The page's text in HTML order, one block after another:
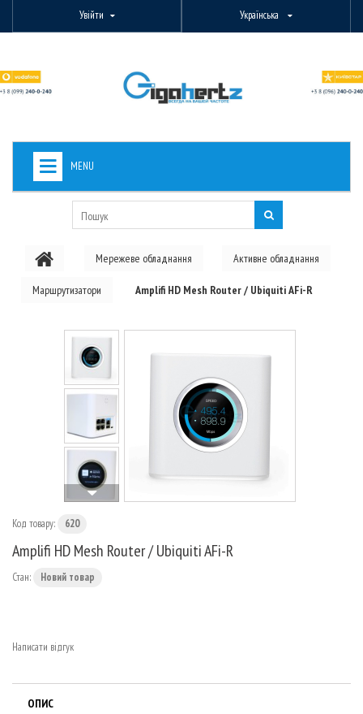
Увійти Українська
MENU
PON ОБЛАДНАННЯ
КАБЕЛЬНА ПРОДУКЦІЯ
МАРШРУТИЗАТОРИ
Мережеве обладнання Активне обладнання
Маршрутизатори Amplifi HD Mesh Router / Ubiquiti AFi-R
Код товару: 620
Amplifi HD Mesh Router / Ubiquiti AFi-R
Стан: Новий товар
Написати відгук
ОПИС